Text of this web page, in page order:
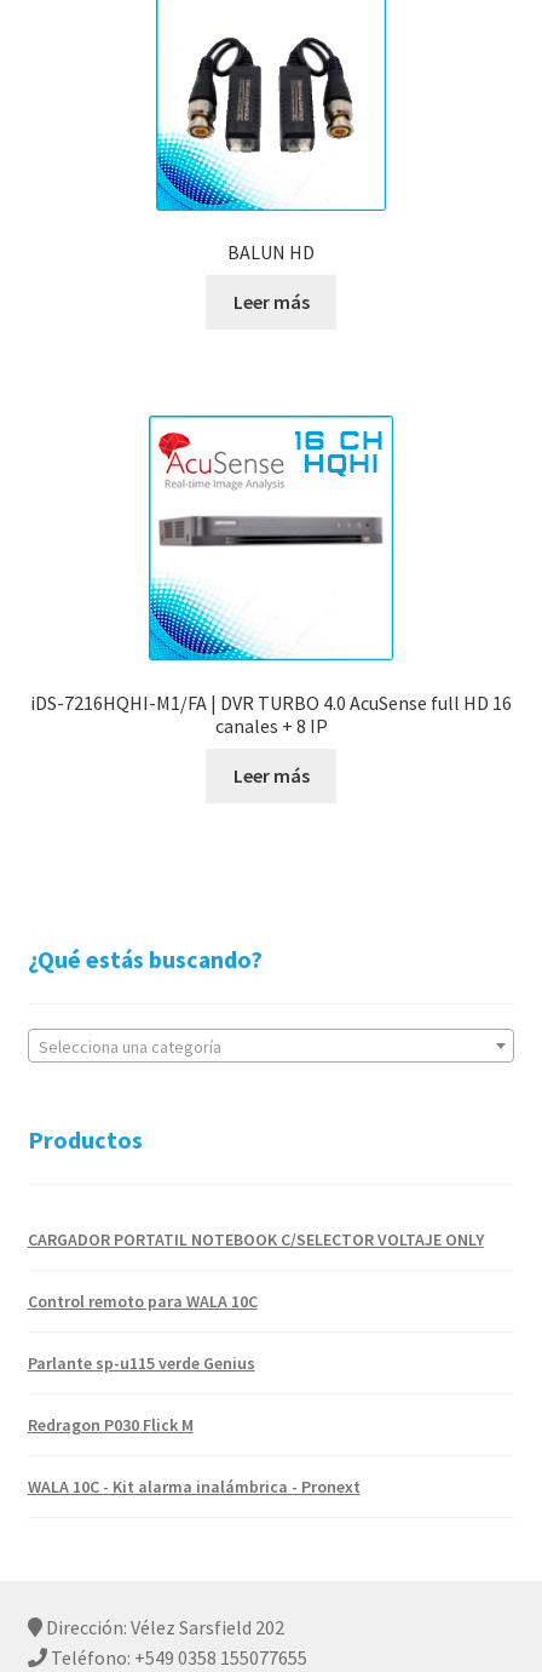
BALUN HD
Leer más
iDS-7216HQHI-M1/FA | DVR TURBO 4.0 AcuSense full HD 16
canales + 8 IP
Leer más
¿Qué estás buscando?
Selecciona una categoría
Productos
CARGADOR PORTATIL NOTEBOOK C/SELECTOR VOLTAJE ONLY
Control remoto para WALA 10C
Parlante sp-u115 verde Genius
Redragon P030 Flick M
WALA 10C - Kit alarma inalámbrica - Pronext
Dirección: Vélez Sarsfield 202
Teléfono: +549 0358 155077655